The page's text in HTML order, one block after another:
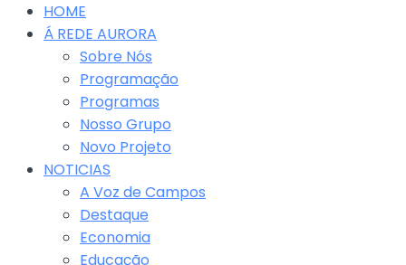
HOME
Á REDE AURORA
Sobre Nós
Programação
Programas
Nosso Grupo
Novo Projeto
NOTICIAS
A Voz de Campos
Destaque
Economia
Educação